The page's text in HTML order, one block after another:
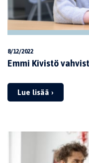
8/12/2022
Emmi Kivistö
Lue lisää ›